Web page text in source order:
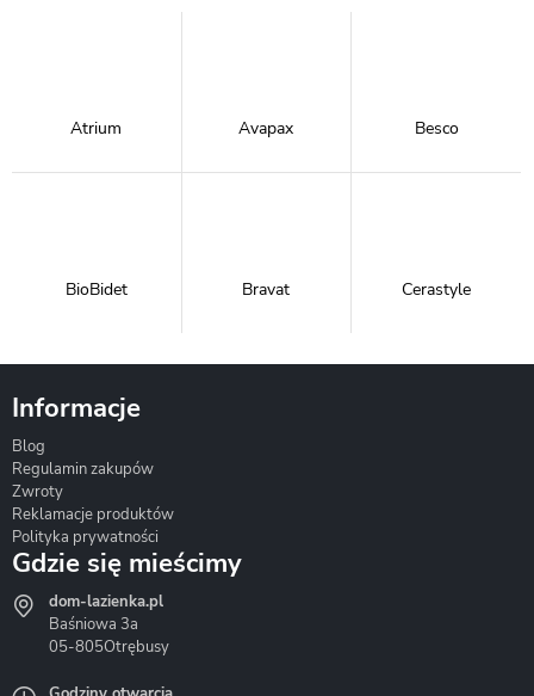
Atrium Avapax Besco
BioBidet Bravat Cerastyle
Hydrostop
Informacje
Blog
Regulamin zakupów
Zwroty
Reklamacje produktów
Polityka prywatności
Gdzie się mieścimy
dom-lazienka.pl
Baśniowa 3a
05-805Otrębusy